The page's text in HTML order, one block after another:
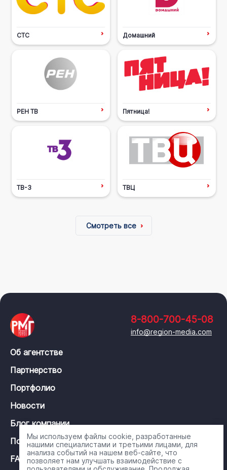
СТС Домашний
РЕН ТВ Пятница!
ТВ-3 ТВЦ
Смотреть все
8-800-700-45-08
info@region-media.com
Об агентстве
Партнерство
Портфолио
Новости
Блог компании
Политика конфиденциальности
FAQ
Мы используем файлы cookie, разработанные
нашими специалистами и третьими лицами, для
анализа событий на нашем веб-сайте, что
позволяет нам улучшать взаимодействие с